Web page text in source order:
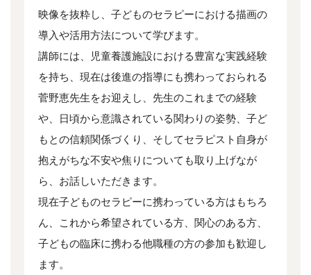
映像を抜粋し、子どものセラピーにおける描画の
導入や活用方法について学びます。
講師には、児童養護施設における豊富な実践経験
を持ち、現在は後進の指導にも携わっておられる
菅野恵先生をお迎えし、先生のこれまでの経験
や、日頃から意識されている関わりの姿勢、子ど
もとの信頼関係づくり、そしてセラピスト自身が
抱えがちな不安や焦りについても取り上げなが
ら、お話しいただきます。
現在子どものセラピーに携わっている方はもちろ
ん、これから希望されている方、関心のある方、
子どもの臨床に携わる他職種の方の参加も歓迎し
ます。